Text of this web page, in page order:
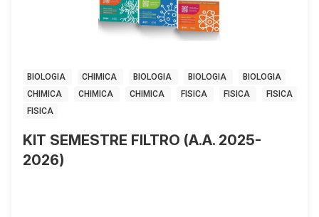
BIOLOGIA CHIMICA BIOLOGIA BIOLOGIA
BIOLOGIA
CHIMICA
CHIMICA CHIMICA FISICA FISICA
FISICA
FISICA
KIT SEMESTRE FILTRO (A.A. 2025-
2026)